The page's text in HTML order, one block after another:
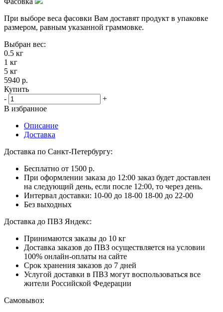
При выборе веса фасовки Вам доставят продукт в упаковке
размером, равным указанной граммовке.
Выбран вес:
0.5 кг
1 кг
5 кг
5940 р.
Купить
-
+
В избранное
Описание
Доставка
Доставка по Санкт-Петербургу:
Бесплатно от 1500 р.
При оформлении заказа до 12:00 заказ будет доставлен
на следующий день, если после 12:00, то через день.
Интервал доставки: 10-00 до 18-00 18-00 до 22-00
Без выходных
Доставка до ПВЗ Яндекс:
Принимаются заказы до 10 кг
Доставка заказов до ПВЗ осуществляется на условии
100% онлайн-оплаты на сайте
Срок хранения заказов до 7 дней
Услугой доставки в ПВЗ могут воспользоваться все
жители Российской Федерации
Самовывоз: